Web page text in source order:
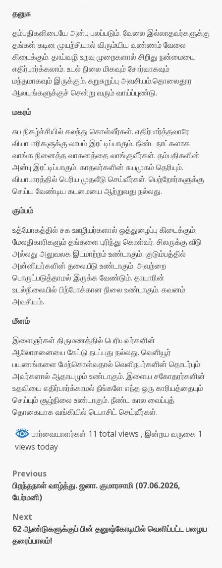
தனுசு
தம்பதிகளிடையே அன்பு பலப்படும். வேலை இல்லாதவர்களுக்கு
தங்கள் கடின முயற்சியால் விரும்யிய வண்ணம் வேலை
கிடைக்கும். தாய்வழி உறவு முறைகளால் சிறிது நன்மையை
எதிர்பார்க்கலாம். உடல் நிலை மிகவும் சோர்வாகவும்
மந்தமாகவும் இருக்கும். சுறுசுறுப்பு அவசியம்.தொலைதூர
ஆலயங்களுக்குச் சென்று வரும் வாய்ப்புண்டு.
மகரம்
சுப நிகழ்ச்சியில் கலந்து கொள்வீர்கள். எதிர்பார்த்தவாரே
வியாபாரிகளுக்கு லாபம் இரட்டிப்பாகும். நீண்ட நாட்களாக
வாங்க நினைத்த வாகனத்தை வாங்குவீர்கள். தம்பதிகளின்
அன்பு இரட்டிப்பாகும். காதலர்களின் சுயமுகம் தெரியும்.
வியாபாரத்தில் பெரிய முதலீடு செய்வீர்கள். பெற்றோர்களுக்கு
செய்ய வேண்டிய கடமையை ஆற்றுவது நல்லது.
கும்பம்
உத்யோகத்தில் சக ஊழியர்களால் ஒத்துழைப்பு கிடைக்கும்.
மேலதிகாரிகளும் தங்களை புரிந்து கொள்வர். சிலருக்கு வீடு
அல்லது அலுவலக இடமாற்றம் உண்டாகும். குடும்பத்தில்
அன்னியர்களின் தலையீடு உண்டாகும். அவற்றை
பொருட்படுத்தாமல் இருக்க வேண்டும். தாயாரின்
உடல்நிலையில் பிற்போக்கான நிலை உண்டாகும். கவனம்
அவசியம்.
மீனம்
இளைஞர்கள் திருமணத்தில் பெரியவர்களின்
ஆலோசனையை கேட்டு நடப்பது நல்லது. வெளியூர்
பயணங்களை மேற்கொள்வதால் வெளிநபர்களின் தொடர்பும்
அவர்களால் ஆதாயமும் உண்டாகும். இளைய சகோதரர்களின்
உதவியை எதிர்பார்க்காமல் நீங்களே எந்த ஒரு காரியத்தையும்
செய்யும் சூழ்நிலை உண்டாகும். நீண்ட கால வைப்புத்
தொகையாக வங்கியில் டெபாசிட் செய்வீர்கள்.
பார்வையாளர்கள் 11 total views , இன்றய வருகை 1
views today
Previous
பிறந்தநாள் வாழ்த்து. ஜனா. குமாரசாமி (07.06.2026,
யேர்மனி)
Next
62 ஆண்டுகளுக்குப் பின் தனுஷ்கோடியில் வெளிப்பட்ட பழைய
தரைப்பாலம்!